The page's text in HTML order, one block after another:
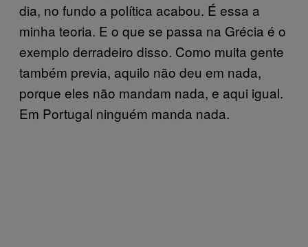
dia, no fundo a política acabou. É essa a
minha teoria. E o que se passa na Grécia é o
exemplo derradeiro disso. Como muita gente
também previa, aquilo não deu em nada,
porque eles não mandam nada, e aqui igual.
Em Portugal ninguém manda nada.